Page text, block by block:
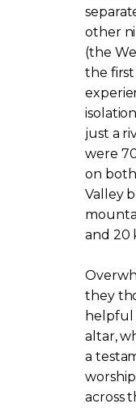
other
(the
the
just a
were
on
Valley
and 20
they
helpful
altar,
a
across